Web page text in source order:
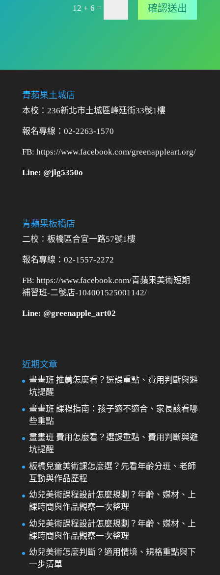
12 + 6 = 確認送出
青蘋果土城店
本校：236新北市土城區峰廷街33號1樓
報名專線：02-2263-1570
FB: https://www.facebook.com/greenappleart.org/
Line: @jlg5350o
青蘋果板橋店
二校： 板橋區合宜一路57號1樓
報名專線：02-1557-2272
FB: https://www.facebook.com/青蘋果美術短期
補習班-二號店-104001525001142/
Line: @greenapple_art02
近期文章
畫畫班 推薦怎麼看？選課重點、費用判斷與避
坑提醒
畫畫班 課程指南：孩子適不適合、家長該看哪
些重點
畫畫班 費用怎麼看？選課重點、費用判斷與避
坑提醒
板橋兒童美術課怎麼選？先看年齡分班、老師
互動與作品歷程
幼兒美術課程設計怎麼規劃？年齡、媒材、上
課時間與作品觀察一次整理
幼兒美術課程設計怎麼規劃？年齡、媒材、上
課時間與作品觀察一次整理
幼兒美術怎麼判斷？適用情境、規格重點與下
一步清單